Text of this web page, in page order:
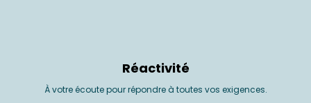
Réactivité
À votre écoute pour répondre à toutes vos exigences.